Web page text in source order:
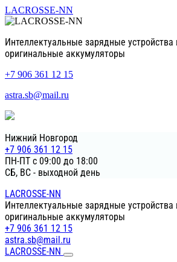
LACROSSE-NN
Интеллектуальные зарядные
оригинальные аккумуляторы
+7 906 361 12 15
astra.sb@mail.ru
Нижний Новгород
+7 906 361 12 15
ПН-ПТ с 09:00 до 18:00
СБ, ВС - выходной день
LACROSSE-NN
Интеллектуальные зарядные
оригинальные аккумуляторы
+7 906 361 12 15
astra.sb@mail.ru
LACROSSE-NN